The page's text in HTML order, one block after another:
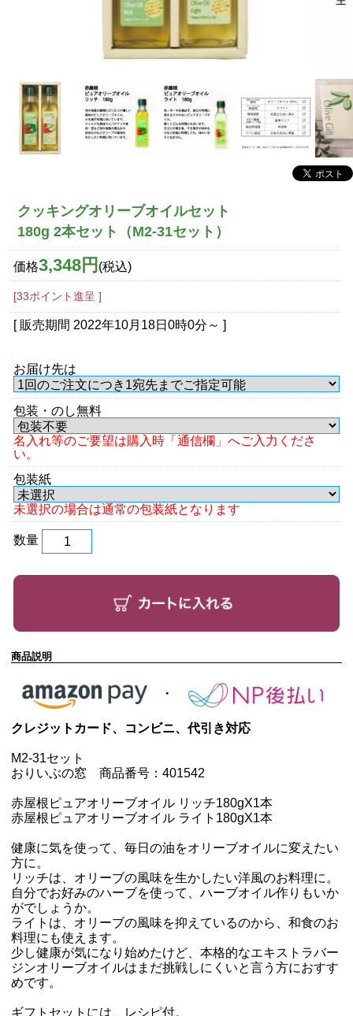
クッキングオリーブオイルセット
180g 2本セット（M2-31セット）
価格3,348円 (税込)
[33ポイント進呈 ]
[ 販売期間 2022年10月18日0時0分 ～ ]
お届け先は
包装・のし無料
名入れ等のご要望は購入時「通信欄」へご入力くださ
い。
包装紙
未選択の場合は通常の包装紙となります
数量
商品説明
クレジットカード、コンビニ、代引き対応
M2-31セット
おりいぶの窓 商品番号：401542
赤屋根ピュアオリーブオイル リッチ180gX1本
赤屋根ピュアオリーブオイル ライト180gX1本
健康に気を使って、毎日の油をオリーブオイルに変えたい
方に。
リッチは、オリーブの風味を生かしたい洋風のお料理に。
自分でお好みのハーブを使って、ハーブオイル作りもいか
がでしょうか。
ライトは、オリーブの風味を抑えているのから、和食のお
料理にも使えます。
少し健康が気になり始めたけど、本格的なエキストラバー
ジンオリーブオイルはまだ挑戦しにくいと言う方におすす
めです。
ギフトセットには、レシピ付。